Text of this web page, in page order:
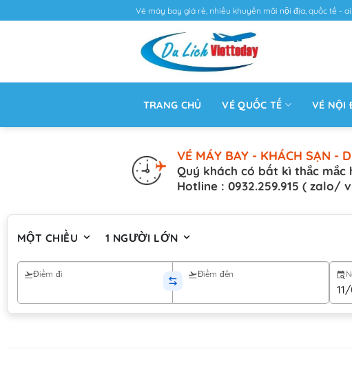
Vé máy bay giá rẻ, nhiều khuyến mãi nội địa, quốc tế -
TRANG CHỦ VÉ QUỐC TẾ VÉ NỘI
VÉ MÁY BAY - KHÁCH SẠN -
Quý khách có bất kì thắc
Hotline : 0932.259.915 (
MỘT CHIỀU 1 NGƯỜI LỚN
Điểm đi Điểm đến